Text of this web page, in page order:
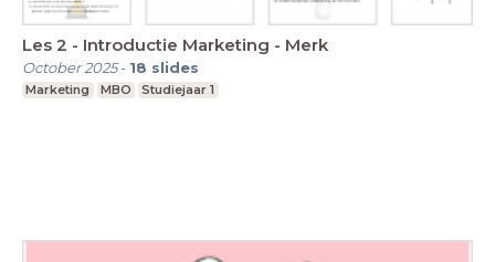
Les 2 - Introductie Marketing - Merk
October 2025- 18 slides
Marketing MBO Studiejaar 1